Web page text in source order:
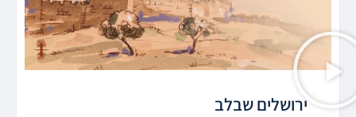
ירושלים שבלב